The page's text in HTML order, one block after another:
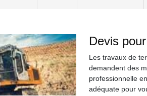
Devis
Les travaux de
demandent des
professionnelle
adéquate pour